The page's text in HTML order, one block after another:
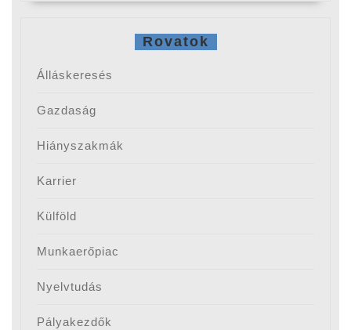
Rovatok
Álláskeresés
Gazdaság
Hiányszakmák
Karrier
Külföld
Munkaerőpiac
Nyelvtudás
Pályakezdők